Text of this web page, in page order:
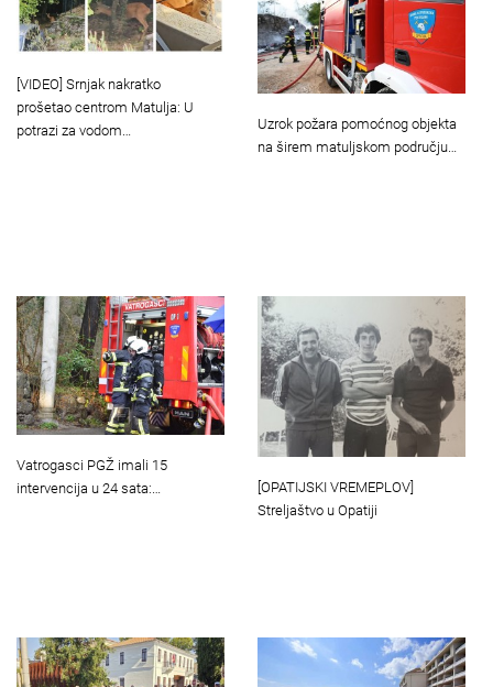
[VIDEO] Srnjak nakratko
prošetao centrom Matulja: U
potrazi za vodom…
Uzrok požara pomoćnog objekta
na širem matuljskom području…
Vatrogasci PGŽ imali 15
intervencija u 24 sata:…
[OPATIJSKI VREMEPLOV]
Streljaštvo u Opatiji